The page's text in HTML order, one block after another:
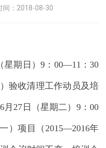
间：2018-08-30
星期日）9：00—11：30
验收清理工作动员及培
月27日（星期二）9：00
）项目（2015—2016年